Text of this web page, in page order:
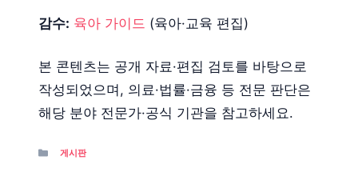
감수: 육아 가이드 (육아·교육 편집)
본 콘텐츠는 공개 자료·편집 검토를 바탕으로
작성되었으며, 의료·법률·금융 등 전문 판단은
해당 분야 전문가·공식 기관을 참고하세요.
Categories
게시판